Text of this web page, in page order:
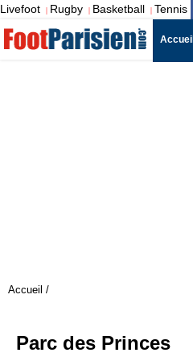
Livefoot | Rugby | Basketball | Tennis
Accueil
Accueil /
Parc des Princes